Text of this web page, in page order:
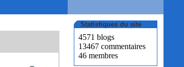
Statistiques du site
4571 blogs
13467 commentaires
46 membres